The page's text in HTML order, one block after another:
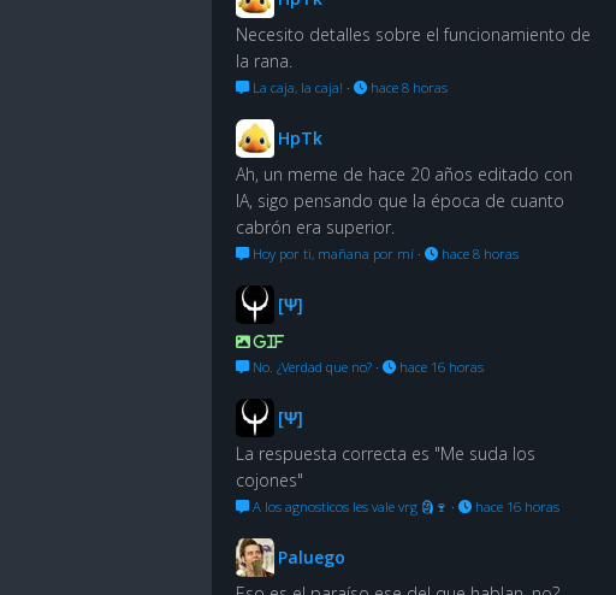
Necesito detalles sobre el funcionamiento de
la rana.
La caja, la caja! · hace 8 horas
HpTk
Ah, un meme de hace 20 años editado con
IA, sigo pensando que la época de cuanto
cabrón era superior.
Hoy por ti, mañana por mí · hace 8 horas
[Ψ]
GIF
No. ¿Verdad que no? · hace 16 horas
[Ψ]
La respuesta correcta es "Me suda los
cojones"
A los agnosticos les vale vrg 🗿🍷 · hace 16 horas
Paluego